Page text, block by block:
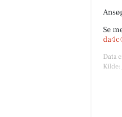
Se
Data
Kilde: